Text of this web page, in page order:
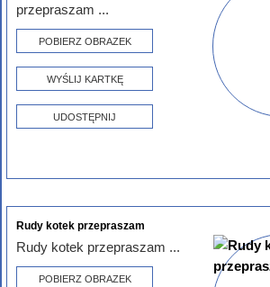
przepraszam ...
POBIERZ OBRAZEK
WYŚLIJ KARTKĘ
UDOSTĘPNIJ
Rudy kotek przepraszam
Rudy kotek przepraszam ...
POBIERZ OBRAZEK